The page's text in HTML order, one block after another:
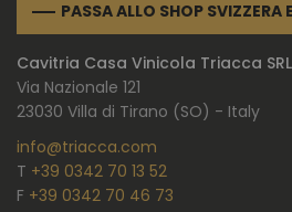
PASSA ALLO SHOP SVIZZERA
Cavitria Casa Vinicola Triacca
Via Nazionale 121
23030 Villa di Tirano (SO) - Italy
info@triacca.com
T +39 0342 70 13 52
F +39 0342 70 46 73